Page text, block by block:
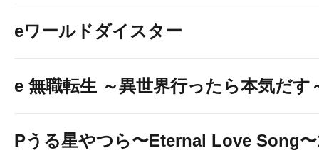
eワールドダイスター
e 無職転生 ～異世界行ったら本気だす
Pうる星やつら〜Eternal Love Song